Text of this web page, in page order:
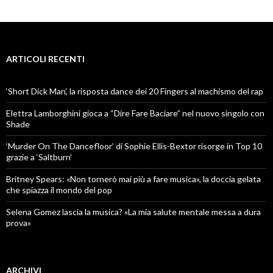
ARTICOLI RECENTI
‘Short Dick Man’, la risposta dance dei 20 Fingers al machismo del rap
Elettra Lamborghini gioca a “Dire Fare Baciare” nel nuovo singolo con
Shade
‘Murder On The Dancefloor’ di Sophie Ellis-Bextor risorge in Top 10
grazie a ‘Saltburn’
Britney Spears: «Non tornerò mai più a fare musica», la doccia gelata
che spiazza il mondo del pop
Selena Gomez lascia la musica? «La mia salute mentale messa a dura
prova»
ARCHIVI